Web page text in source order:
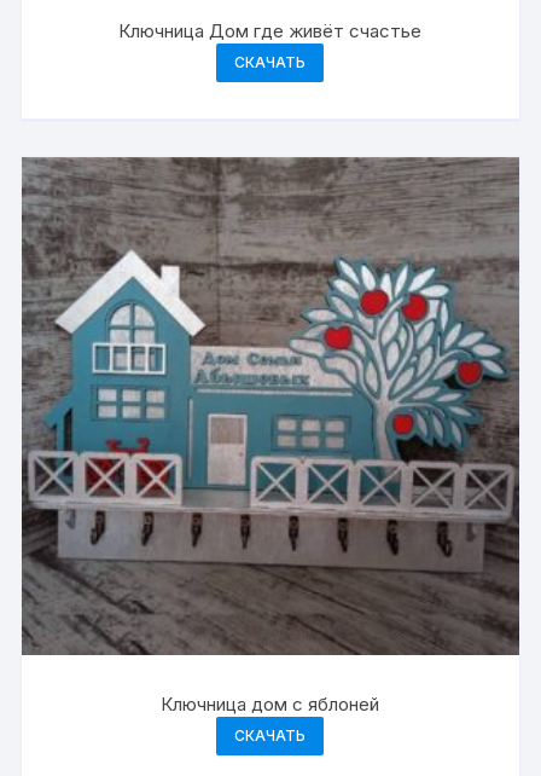
Ключница Дом где живёт счастье
СКАЧАТЬ
Ключница дом с яблоней
СКАЧАТЬ